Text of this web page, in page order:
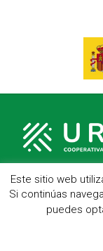
Este sitio web
Si continúas
puedes